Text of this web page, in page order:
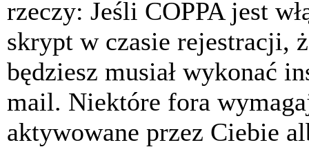
rzeczy: Jeśli COPPA jest
skrypt w czasie rejestracji,
będziesz musiał wykonać
mail. Niektóre fora
aktywowane przez Ciebie